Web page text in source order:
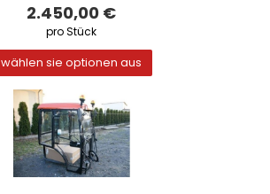
2.450,00 €
pro Stück
wählen sie optionen aus